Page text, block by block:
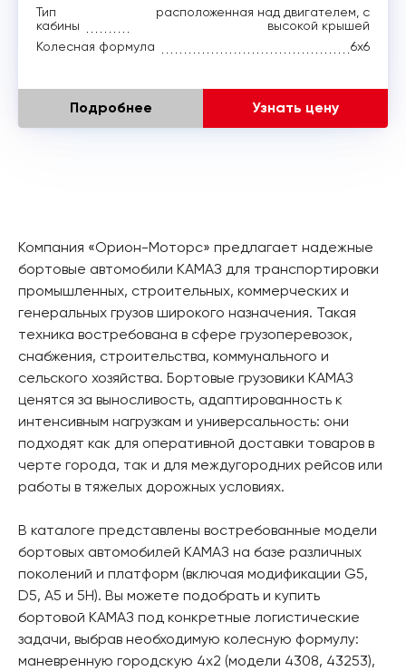
Тип
кабины
расположенная над двигателем, с
высокой крышей
Колесная формула
6x6
Подробнее Узнать цену
Компания «Орион-Моторс» предлагает надежные
бортовые автомобили КАМАЗ для транспортировки
промышленных, строительных, коммерческих и
генеральных грузов широкого назначения. Такая
техника востребована в сфере грузоперевозок,
снабжения, строительства, коммунального и
сельского хозяйства. Бортовые грузовики КАМАЗ
ценятся за выносливость, адаптированность к
интенсивным нагрузкам и универсальность: они
подходят как для оперативной доставки товаров в
черте города, так и для междугородних рейсов или
работы в тяжелых дорожных условиях.
В каталоге представлены востребованные модели
бортовых автомобилей КАМАЗ на базе различных
поколений и платформ (включая модификации G5,
D5, А5 и 5H). Вы можете подобрать и купить
бортовой КАМАЗ под конкретные логистические
задачи, выбрав необходимую колесную формулу:
маневренную городскую 4х2 (модели 4308, 43253),